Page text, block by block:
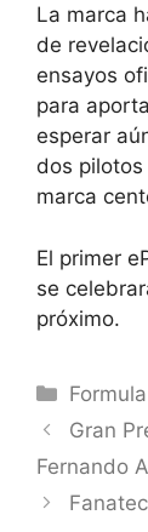
La marca
de
ensayos
para
esperar
dos
marca
El primer
se
próximo.
Gran
Fernando